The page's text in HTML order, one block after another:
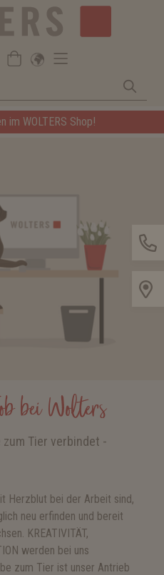
im WOLTERS Shop!
bei Wolters
Tier verbindet -
Herzblut bei der Arbeit sind,
neu erfinden und bereit
KREATIVITÄT,
werden bei uns
zum Tier ist unser Antrieb